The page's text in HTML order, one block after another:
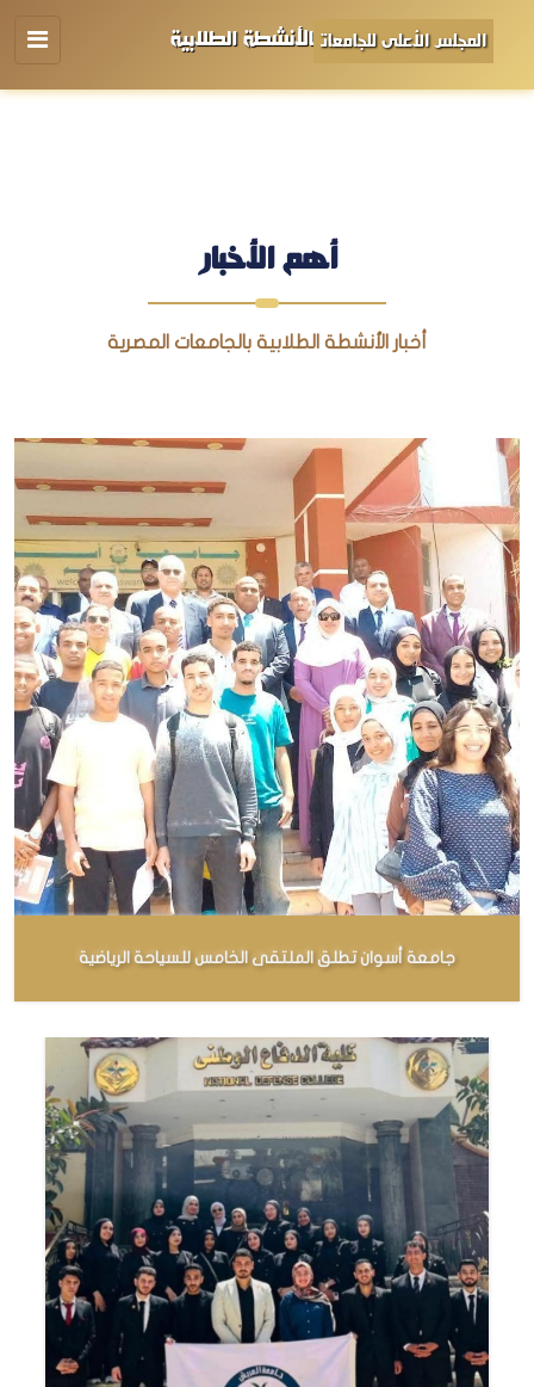
المجلس الأعلى للجامعات الأنشطة الطلابية
أهم الأخبار
أخبار الأنشطة الطلابية بالجامعات المصرية
جامعة أسوان تطلق الملتقى الخامس للسياحة الرياضية